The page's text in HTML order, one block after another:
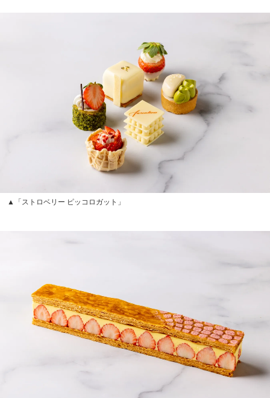
▲「ストロベリー ピッコロガット」